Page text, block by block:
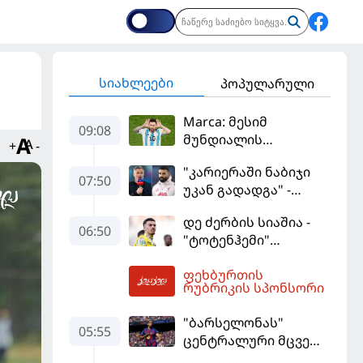
+ -
სიახლეები პოპულარული
09:08
Marca: მესიმ
მუნდიალის
ყველაზე მეტი მუქარა
მიიღო
07:50
"კარიერაში ნაბიჯი
უკან გადადგა" -
არჩევანი დაუწუნა
06:50
დე ძერბის სიაშია -
"ტოტენჰემი"
განიხილავს
ფეხბურთის
რუბრიკის სპონსორი
05:55
"ბარსელონას"
ცენტრალური მცველი